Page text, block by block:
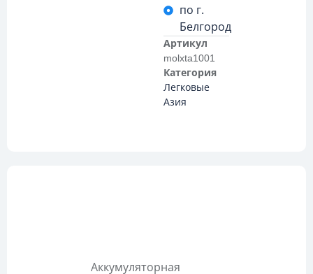
по г.
Белгород
Артикул
molxta1001
Категория
Легковые
Азия
Аккумуляторная